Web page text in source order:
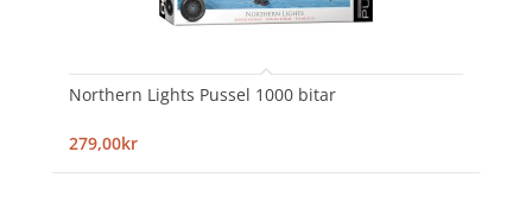
Northern Lights Pussel 1000 bitar
279,00kr